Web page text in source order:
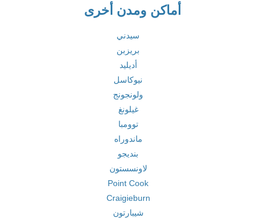
أماكن ومدن أخرى
سيدني
بريزبن
أديليد
نيوكاسل
ولونجونج
غيلونغ
توومبا
ماندوراه
بنديجو
لاونسستون
Point Cook
Craigieburn
شيبارتون